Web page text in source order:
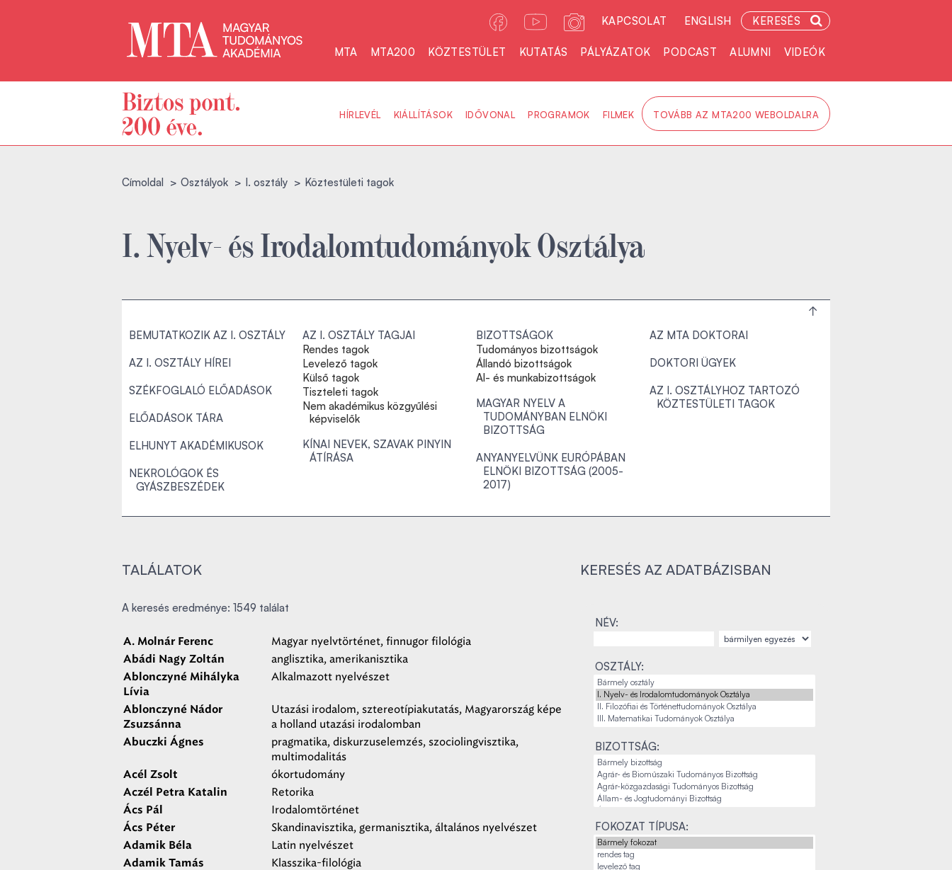
KAPCSOLAT ENGLISH KERESÉS
MTA MTA200 KÖZTESTÜLET KUTATÁS PÁLYÁZATOK PODCAST ALUMNI VIDEÓK
HÍRLEVÉL KIÁLLÍTÁSOK IDŐVONAL PROGRAMOK FILMEK TOVÁBB AZ MTA200 WEBOLDALRA
Címoldal Osztályok I. osztály Köztestületi tagok
I. Nyelv- és Irodalomtudományok Osztálya
BEMUTATKOZIK AZ I. OSZTÁLY
AZ I. OSZTÁLY HÍREI
SZÉKFOGLALÓ ELŐADÁSOK
ELŐADÁSOK TÁRA
ELHUNYT AKADÉMIKUSOK
NEKROLÓGOK ÉS
GYÁSZBESZÉDEK
AZ I. OSZTÁLY TAGJAI
Rendes tagok
Levelező tagok
Külső tagok
Tiszteleti tagok
Nem akadémikus közgyűlési
képviselők
KÍNAI NEVEK, SZAVAK PINYIN
ÁTÍRÁSA
BIZOTTSÁGOK
Tudományos bizottságok
Állandó bizottságok
Al- és munkabizottságok
MAGYAR NYELV A
TUDOMÁNYBAN ELNÖKI
BIZOTTSÁG
ANYANYELVÜNK EURÓPÁBAN
ELNÖKI BIZOTTSÁG (2005-
2017)
AZ MTA DOKTORAI
DOKTORI ÜGYEK
AZ I. OSZTÁLYHOZ TARTOZÓ
KÖZTESTÜLETI TAGOK
TALÁLATOK KERESÉS AZ ADATBÁZISBAN
A keresés eredménye: 1549 találat
A. Molnár Ferenc Magyar nyelvtörténet, finnugor filológia
Abádi Nagy Zoltán anglisztika, amerikanisztika
Ablonczyné Mihályka
Lívia
Alkalmazott nyelvészet
Ablonczyné Nádor
Zsuzsánna
Utazási irodalom, sztereotípiakutatás, Magyarország képe
a holland utazási irodalomban
Abuczki Ágnes
pragmatika, diskurzuselemzés, szociolingvisztika,
multimodalitás
Acél Zsolt ókortudomány
Aczél Petra Katalin Retorika
Ács Pál Irodalomtörténet
Ács Péter Skandinavisztika, germanisztika, általános nyelvészet
Adamik Béla Latin nyelvészet
Adamik Tamás Klasszika-filológia
NÉV:
OSZTÁLY:
BIZOTTSÁG:
FOKOZAT TÍPUSA: